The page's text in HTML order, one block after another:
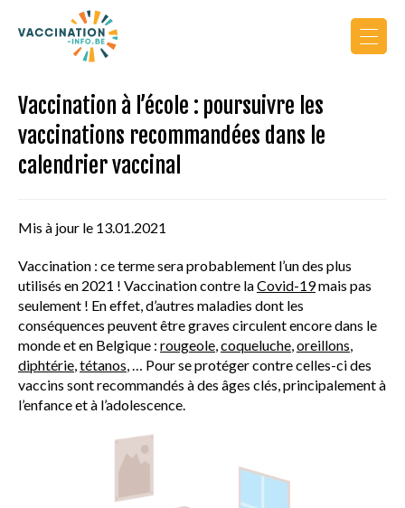
Actualités
Calendrier de vaccination
AU COURS DE LA VIE
PRINCIPES DE VACCINATION
VACCINATION EN PRATIQUE
Vaccination à l’école : poursuivre les
vaccinations recommandées dans le
calendrier vaccinal
Mis à jour le 13.01.2021
Vaccination : ce terme sera probablement l’un des plus
utilisés en 2021 ! Vaccination contre laCovid-19mais pas
seulement ! En effet, d’autres maladies dont les
conséquences peuvent être graves circulent encore dans le
monde et en Belgique : rougeole,coqueluche,oreillons,
diphtérie,tétanos, … Pour se protéger contre celles-ci des
vaccins sont recommandés à des âges clés, principalement à
l’enfance et à l’adolescence.